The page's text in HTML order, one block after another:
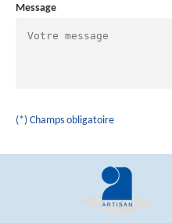
Message
(*) Champs obligatoire